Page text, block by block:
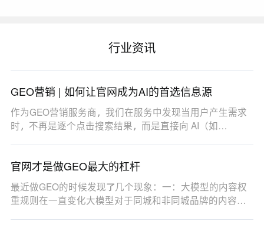
行业资讯
GEO营销 | 如何让官网成为AI的首选信息源
作为GEO营销服务商，我们在服务中发现当用户产生需求
时，不再是逐个点击搜索结果，而是直接向 AI（如
官网才是做GEO最大的杠杆
最近做GEO的时候发现了几个现象：一：大模型的内容权
重规则在一直变化大模型对于同城和非同城品牌的内容权